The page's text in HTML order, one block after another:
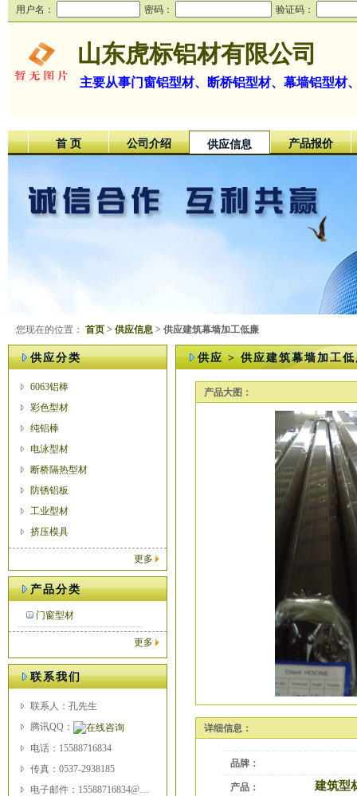
用户名： 密码： 验证码：
山东虎标铝材有限公司
主要从事门窗铝型材、断桥铝型材、幕墙铝型材
首 页 公司介绍 供应信息 产品报价
您现在的位置： 首页 > 供应信息 > 供应建筑幕墙加工低廉
供应分类
6063铝棒
彩色型材
纯铝棒
电泳型材
断桥隔热型材
防锈铝板
工业型材
挤压模具
更多
产品分类
门窗型材
更多
联系我们
联系人：孔先生
腾讯QQ：
电话：15588716834
传真：0537-2938185
电子邮件：15588716834@163.com
供应 > 供应建筑幕墙加工
产品大图：
详细信息：
品牌：
产品： 建筑型